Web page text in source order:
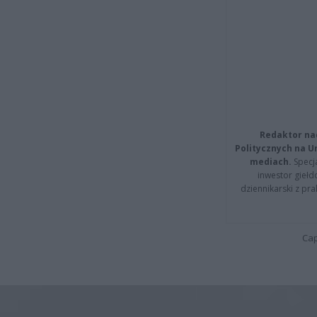
Redaktor
Politycznych na
mediach.
inwestor
dziennikarski z